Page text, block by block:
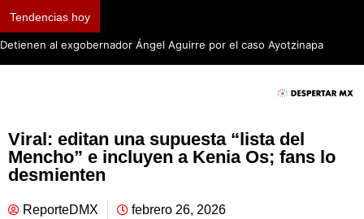
Tendencias hoy
Detienen al exgobernador Ángel Aguirre por el caso Ayotzinapa
Viral: editan una supuesta “lista del
Mencho” e incluyen a Kenia Os; fans lo
desmienten
ReporteDMX febrero 26, 2026